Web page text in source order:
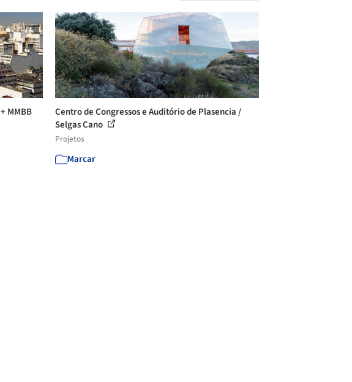
MMBB
Centro de Congressos e Auditório de Plasencia /
Selgas Cano
Projetos
Marcar